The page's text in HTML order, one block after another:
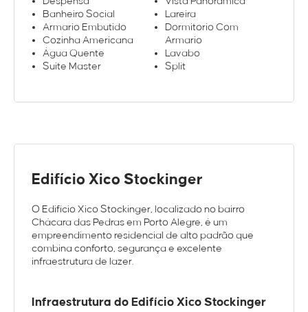
Banheiro Social
Armario Embutido
Cozinha Americana
Água Quente
Suite Master
Lareira
Dormitorio Com
Armario
Lavabo
Split
Edifício Xico Stockinger
O Edifício Xico Stockinger, localizado no bairro
Chácara das Pedras em Porto Alegre, é um
empreendimento residencial de alto padrão que
combina conforto, segurança e excelente
infraestrutura de lazer.
Infraestrutura do Edifício Xico Stockinger